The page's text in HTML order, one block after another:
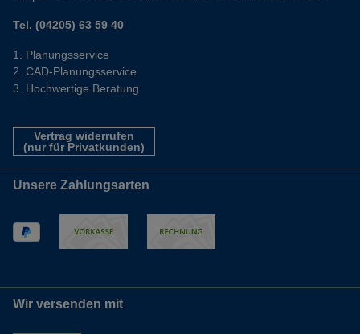
Tel. (04205) 63 59 40
Planungsservice
CAD-Planungsservice
Hochwertige Beratung
Vertrag widerrufen
(nur für Privatkunden)
Unsere Zahlungsarten
Wir versenden mit